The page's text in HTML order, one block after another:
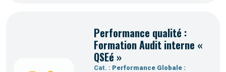
Performance qualité :
Formation Audit interne «
QSEé »
Cat. : Performance Globale :